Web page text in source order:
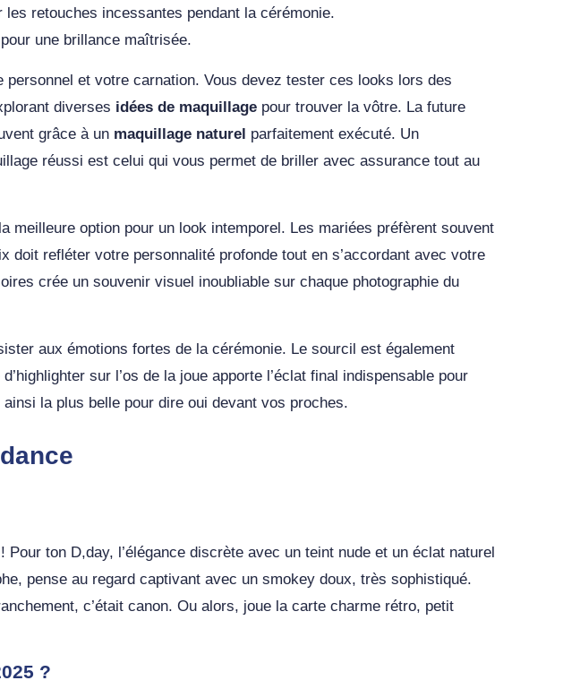
retouches incessantes pendant la cérémonie.
une brillance maîtrisée.
et votre carnation. Vous devez tester ces looks lors des
diverses idées de maquillage pour trouver la vôtre. La future
grâce à un maquillage naturel parfaitement exécuté. Un
réussi est celui qui vous permet de briller avec assurance tout au
option pour un look intemporel. Les mariées préfèrent souvent
refléter votre personnalité profonde tout en s’accordant avec votre
crée un souvenir visuel inoubliable sur chaque photographie du
aux émotions fortes de la cérémonie. Le sourcil est également
sur l’os de la joue apporte l’éclat final indispensable pour
la plus belle pour dire oui devant vos proches.
ton D,day, l’élégance discrète avec un teint nude et un éclat naturel
pense au regard captivant avec un smokey doux, très sophistiqué.
c’était canon. Ou alors, joue la carte charme rétro, petit
?